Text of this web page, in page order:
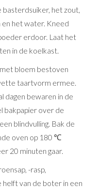
het zout,
en het water. Kneed
erdoor. Laat het
in de koelkast.
bloem bestoven
taartvorm ermee.
dagen bewaren in de
bakpapier over de
blindvulling. Bak de
oven op 180 ℃
20 minuten gaar.
-rasp,
helft van de boter in een